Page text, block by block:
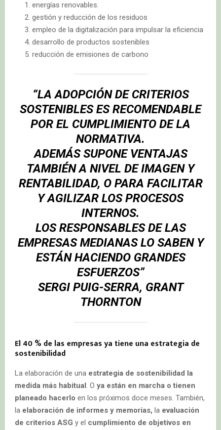
energías renovables.
gestión y reducción de los residuos
empleo de la digitalización para impulsar la eficiencia
desarrollo de productos sostenibles
reducción de emisiones de carbono
“LA ADOPCIÓN DE CRITERIOS
SOSTENIBLES ES RECOMENDABLE
POR EL CUMPLIMIENTO DE LA
NORMATIVA.
ADEMÁS SUPONE VENTAJAS
TAMBIÉN A NIVEL DE IMAGEN Y
RENTABILIDAD, O PARA FACILITAR
Y AGILIZAR LOS PROCESOS
INTERNOS.
LOS RESPONSABLES DE LAS
EMPRESAS MEDIANAS LO SABEN Y
ESTÁN HACIENDO GRANDES
ESFUERZOS”
SERGI PUIG-SERRA, GRANT
THORNTON
El 40 % de las empresas ya tiene una estrategia de
sostenibilidad
La elaboración de una estrategia de sostenibilidad la
medida más habitual . O ya están en marcha o tienen
planeado hacerlo en los próximos doce meses. También,
la elaboración de informes y memorias, la evaluación
de criterios ASG y el cumplimiento de objetivos en